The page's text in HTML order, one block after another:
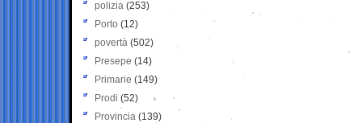
polizia (253)
Porto (12)
povertà (502)
Presepe (14)
Primarie (149)
Prodi (52)
Provincia (139)